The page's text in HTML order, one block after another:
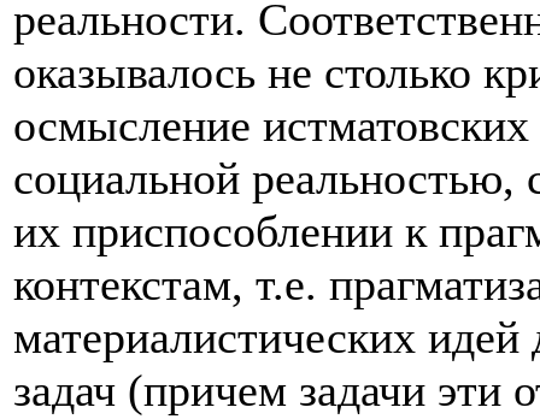
реальности.
оказывалось не столько
осмысление
социальной реальностью,
их приспособлении к
контекстам, т.е.
материалистических
задач (причем задачи эти